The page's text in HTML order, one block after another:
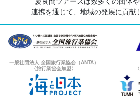
連携を通じて、地域の発展に貢献
一般社団法人 全国旅行業協会（ANTA）
〈旅行業協会加盟〉